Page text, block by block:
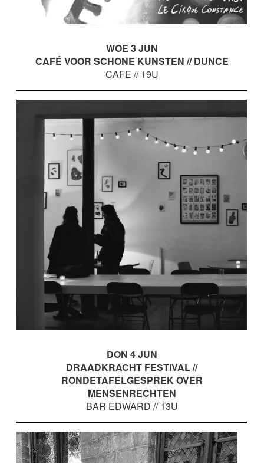
WOE 3 JUN
CAFÉ VOOR SCHONE KUNSTEN // DUNCE
CAFE // 19U
DON 4 JUN
DRAADKRACHT FESTIVAL //
RONDETAFELGESPREK OVER
MENSENRECHTEN
BAR EDWARD // 13U